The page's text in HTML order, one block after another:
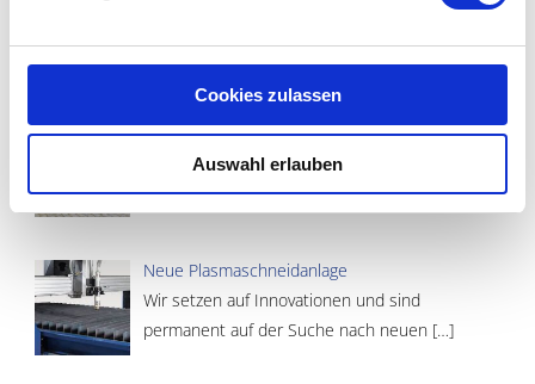
Cookies zulassen
Auswahl erlauben
Betriebsausflug ins Freilichtmuseum Hagen
Experiment: Stahl kochen wie vor 2.300 Jahren
Archäologen des[…]
Neue Plasmaschneidanlage
Wir setzen auf Innovationen und sind
permanent auf der Suche nach neuen […]